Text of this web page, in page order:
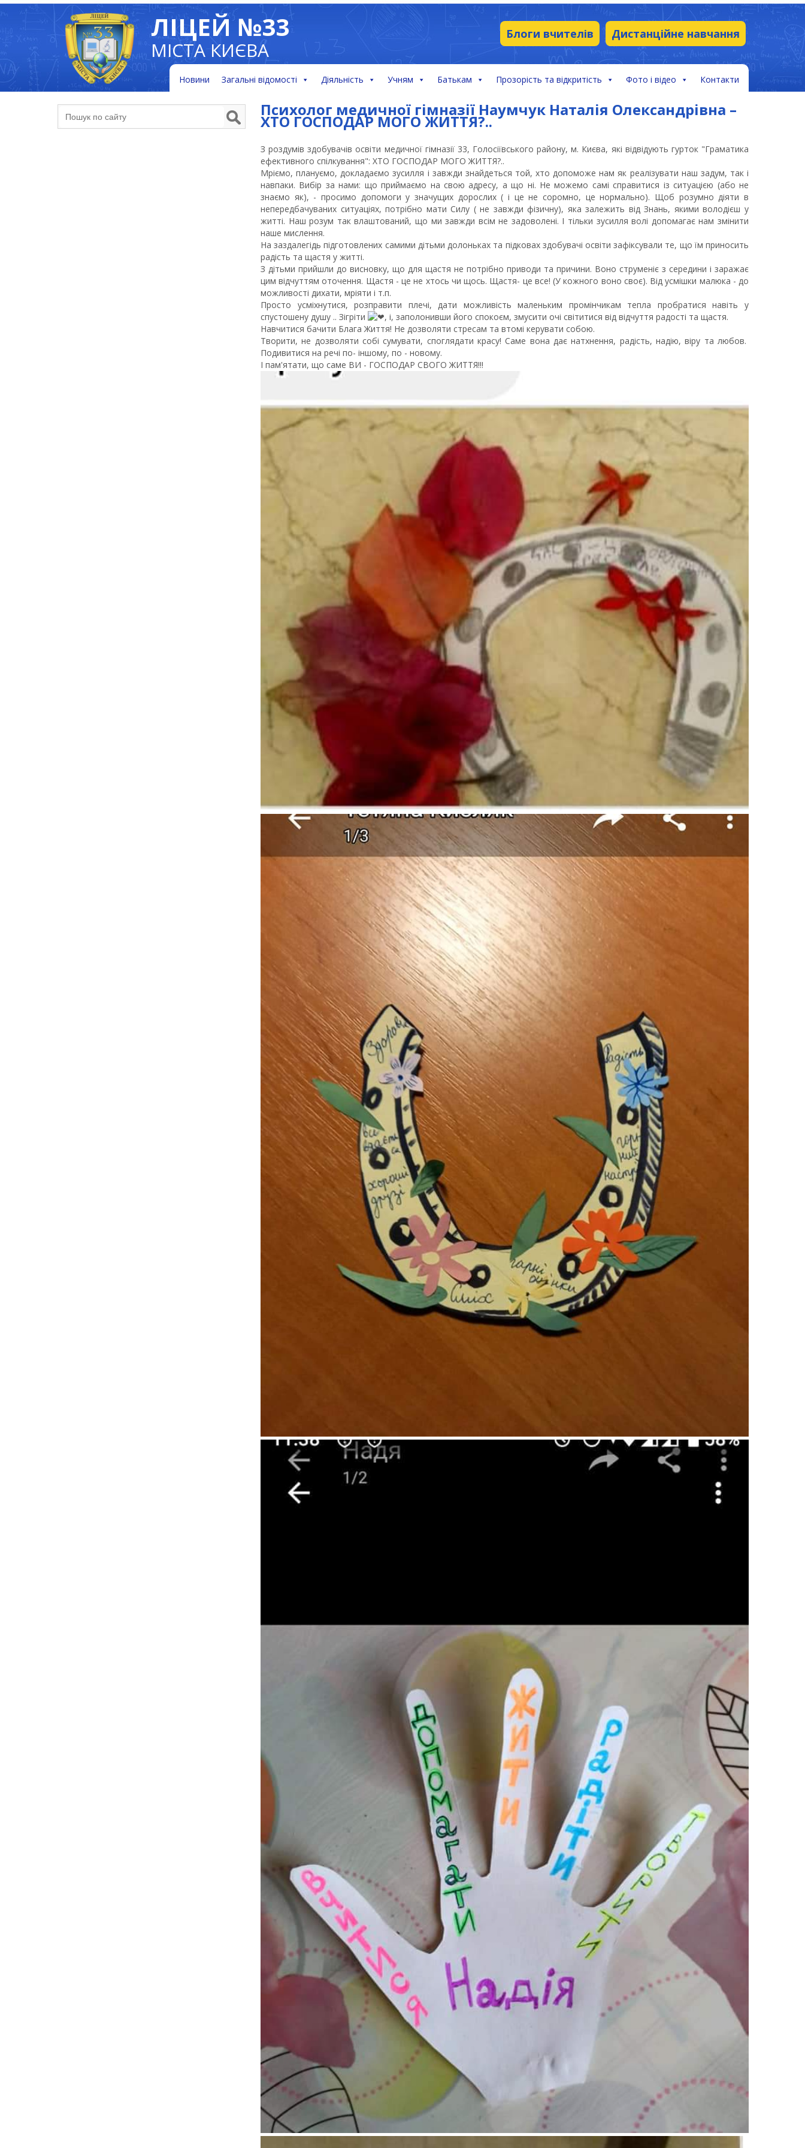
ЛІЦЕЙ №33
МІСТА КИЄВА
Дистанційне навчання
Блоги вчителів
Новини Загальні відомості Діяльність Учням Батькам Прозорість та відкритість Фото і відео Контакти
Психолог медичної гімназії Наумчук Наталія Олександрівна –
ХТО ГОСПОДАР МОГО ЖИТТЯ?..
З роздумів здобувачів освіти медичної гімназії 33, Голосіївського району, м. Києва, які відвідують гурток "Граматика
ефективного спілкування": ХТО ГОСПОДАР МОГО ЖИТТЯ?..
Мріємо, плануємо, докладаємо зусилля і завжди знайдеться той, хто допоможе нам як реалізувати наш задум, так і
навпаки. Вибір за нами: що приймаємо на свою адресу, а що ні. Не можемо самі справитися із ситуацією (або не
знаємо як), - просимо допомоги у значущих дорослих ( і це не соромно, це нормально). Щоб розумно діяти в
непередбачуваних ситуаціях, потрібно мати Силу ( не завжди фізичну), яка залежить від Знань, якими володієш у
житті. Наш розум так влаштований, що ми завжди всім не задоволені. І тільки зусилля волі допомагає нам змінити
наше мислення.
На заздалегідь підготовлених самими дітьми долоньках та підковах здобувачі освіти зафіксували те, що їм приносить
радість та щастя у житті.
З дітьми прийшли до висновку, що для щастя не потрібно приводи та причини. Воно струменіє з середини і заражає
цим відчуттям оточення. Щастя - це не хтось чи щось. Щастя- це все! (У кожного воно своє). Від усмішки малюка - до
можливості дихати, мріяти і т.п.
Просто усміхнутися, розправити плечі, дати можливість маленьким промінчикам тепла пробратися навіть у
спустошену душу .. Зігріти
️, і, заполонивши його спокоєм, змусити очі світитися від відчуття радості та щастя.
Навчитися бачити Блага Життя! Не дозволяти стресам та втомі керувати собою.
Творити, не дозволяти собі сумувати, споглядати красу! Саме вона дає натхнення, радість, надію, віру та любов.
Подивитися на речі по- іншому, по - новому.
І пам'ятати, що саме ВИ - ГОСПОДАР СВОГО ЖИТТЯ!!!